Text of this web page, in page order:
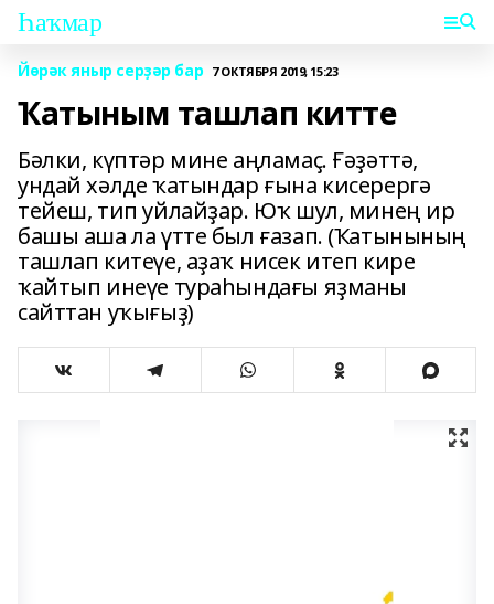
Һаҡмар
Йөрәк яныр серҙәр бар 7 ОКТЯБРЯ 2019, 15:23
Ҡатыным ташлап китте
Бәлки, күптәр мине аңламаҫ. Ғәҙәттә,
ундай хәлде ҡатындар ғына кисерергә
тейеш, тип уйлайҙар. Юҡ шул, минең ир
башы аша ла үтте был ғазап. (Ҡатынының
ташлап китеүе, аҙаҡ нисек итеп кире
ҡайтып инеүе тураһындағы яҙманы
сайттан уҡығыҙ)